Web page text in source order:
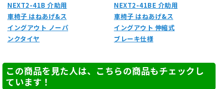
NEXT2-41B 介助用
車椅子 はねあげ&ス
イングアウト ノーパ
ンクタイヤ
NEXT2-41BE 介助用
車椅子 はねあげ&ス
イングアウト 伸縮式
ブレーキ仕様
この商品を見た人は、こちらの商品もチェックし
ています！